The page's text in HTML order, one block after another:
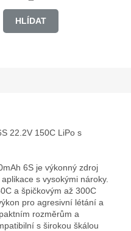
HLÍDAT
22.2V 150C LiPo s
6S je výkonný zdroj
s vysokými nároky.
a špičkovým až 300C
pro agresivní létání a
rozměrům a
s širokou škálou